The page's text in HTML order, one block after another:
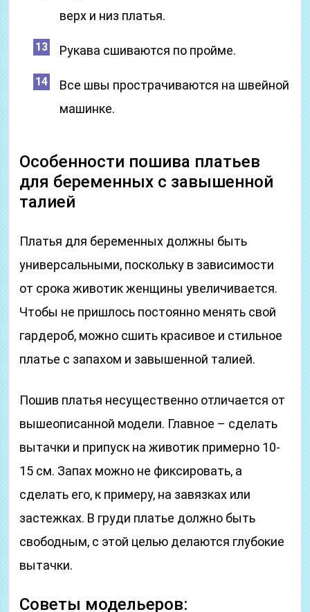
верх и низ платья.
Рукава сшиваются по пройме.
Все швы прострачиваются на швейной
машинке.
Особенности пошива платьев
для беременных с завышенной
талией
Платья для беременных должны быть
универсальными, поскольку в зависимости
от срока животик женщины увеличивается.
Чтобы не пришлось постоянно менять свой
гардероб, можно сшить красивое и стильное
платье с запахом и завышенной талией.
Пошив платья несущественно отличается от
вышеописанной модели. Главное – сделать
вытачки и припуск на животик примерно 10-
15 см. Запах можно не фиксировать, а
сделать его, к примеру, на завязках или
застежках. В груди платье должно быть
свободным, с этой целью делаются глубокие
вытачки.
Советы модельеров: